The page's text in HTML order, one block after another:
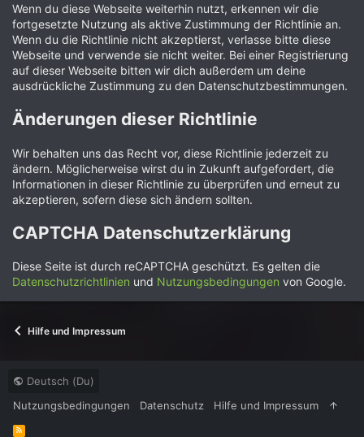
Wenn du diese Webseite weiterhin nutzt, erkennen wir die
fortgesetzte Nutzung als aktive Zustimmung der Richtlinie an.
Wenn du die Richtlinie nicht akzeptierst, verlasse bitte diese
Webseite und verwende sie nicht weiter. Bei einer Registrierung
auf dieser Webseite bitten wir dich außerdem um deine
ausdrückliche Zustimmung zu den Datenschutzbestimmungen.
Änderungen dieser Richtlinie
Wir behalten uns das Recht vor, diese Richtlinie jederzeit zu
ändern. Möglicherweise wirst du in Zukunft aufgefordert, die
Informationen in dieser Richtlinie zu überprüfen und erneut zu
akzeptieren, sofern diese sich ändern sollten.
CAPTCHA Datenschutzerklärung
Diese Seite ist durch reCAPTCHA geschützt. Es gelten die
Datenschutzrichtlinien und Nutzungsbedingungen von Google.
Hilfe und Impressum
Deutsch (Du)
Nutzungsbedingungen
Datenschutz Hilfe und Impressum
R